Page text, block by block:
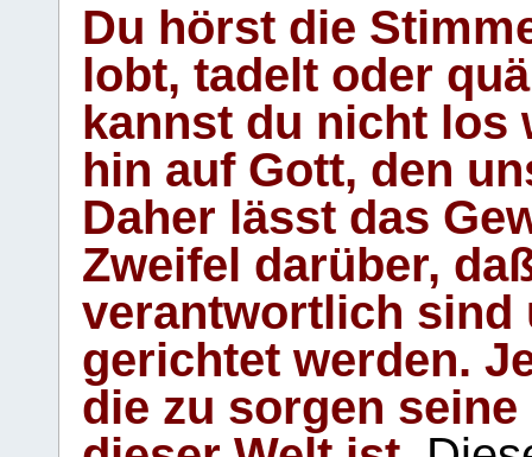
Du hörst die
lobt, tadelt oder
kannst du nicht los
hin auf Gott, den
Daher lässt das
Zweifel darüber,
verantwortlich sind
gerichtet werden.
die zu sorgen